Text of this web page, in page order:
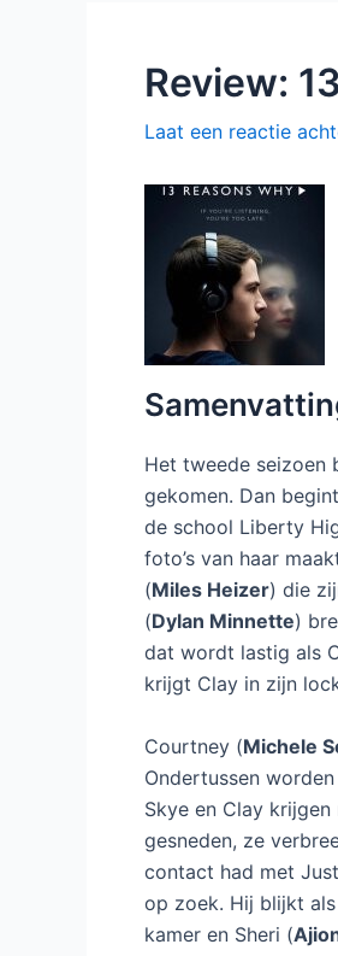
Review:
Laat een reactie
Het tweede seizoen
gekomen. Dan
de school Liberty
foto’s van haar
(Miles Heizer) die
(Dylan Minnette)
dat wordt lastig als
krijgt Clay in zijn
Courtney (Michele
Ondertussen
Skye en Clay
gesneden, ze
contact had met
op zoek. Hij blijkt
kamer en Sheri (